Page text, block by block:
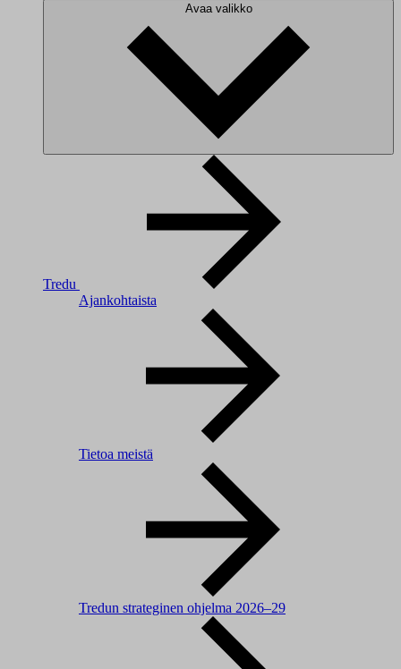
Avaa valikko
Tredu
Ajankohtaista
Tietoa meistä
Tredun strateginen ohjelma 2026–29